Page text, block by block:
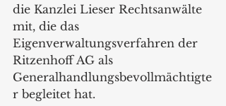
die Kanzlei Lieser Rechtsanwälte
mit, die das
Eigenverwaltungsverfahren der
Ritzenhoff AG als
Generalhandlungsbevollmächtigte
r begleitet hat.